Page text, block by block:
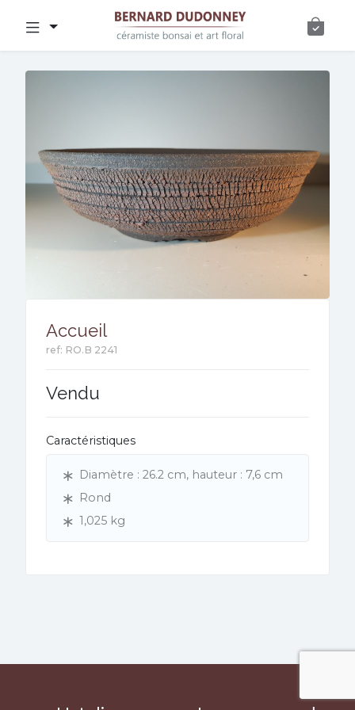
Accueil
ref: RO.B 2241
Vendu
Caractéristiques
Diamètre : 26.2 cm, hauteur : 7,6 cm
Rond
1,025 kg